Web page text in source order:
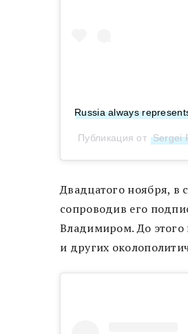
Russia always
Публикация от Sergei
Двадцатого ноября,
сопроводив его
Владимиром. До этого
и других